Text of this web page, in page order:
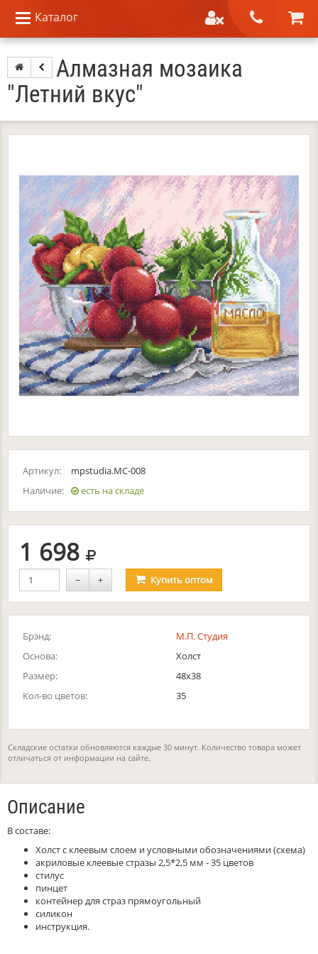
Каталог
Алмазная мозаика
"Летний вкус"
Артикул:
mpstudia.МС-008
Наличие:
есть на складе
1 698 руб.
− + Купитьоптом
Брэнд:
М.П. Студия
Основа:
Холст
Размер:
48х38
Кол-во цветов:
35
Складские остатки обновляются каждые 30 минут. Количество товара может
отличаться от информации на сайте.
Описание
В составе:
Холст с клеевым слоем и условными обозначениями (схема)
акриловые клеевые стразы 2,5*2,5 мм - 35 цветов
стилус
пинцет
контейнер для страз прямоугольный
силикон
инструкция.